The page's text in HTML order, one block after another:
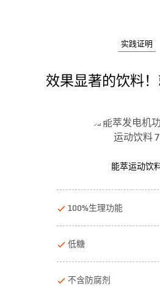
实践证明
效果显著的饮料！
能萃运动饮
100%生理功能
低糖
不含防腐剂